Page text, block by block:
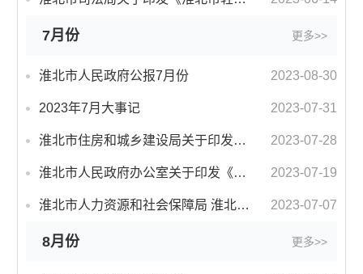
7月份 更多>>
淮北市人民政府公报7月份 2023-08-30
2023年7月大事记 2023-07-31
淮北市住房和城乡建设局关于印发《淮北市建筑业发展奖励政策实施细则》的通知 2023-07-28
淮北市人民政府办公室关于印发《淮北市人民政府重大行政决策实施情况跟踪反馈与后评估暂行办法》的通知 2023-07-19
淮北市人力资源和社会保障局 淮北市农业农村局关于印发《淮北市乡村振兴人才中初级职称评审实施办法》的通知 2023-07-07
8月份 更多>>